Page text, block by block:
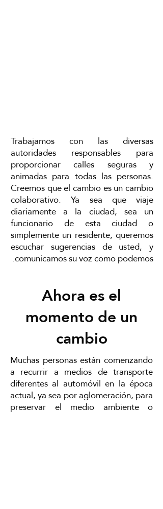
Trabajamos con las diversas
autoridades responsables para
proporcionar calles seguras y
animadas para todas las personas.
Creemos que el cambio es un cambio
colaborativo. Ya sea que viaje
diariamente a la ciudad, sea un
funcionario de esta ciudad o
simplemente un residente, queremos
escuchar sugerencias de usted, y
comunicamos su voz como podemos.
Ahora es el
momento de un
cambio
Muchas personas están comenzando
a recurrir a medios de transporte
diferentes al automóvil en la época
actual, ya sea por aglomeración, para
preservar el medio ambiente o